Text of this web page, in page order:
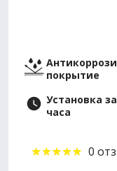
покрытие
Установка
часа
0